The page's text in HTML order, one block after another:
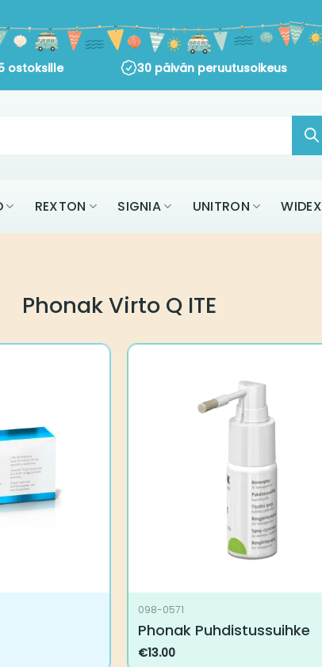
ostoksille 30 päivän peruutusoikeus
REXTON SIGNIA UNITRON WIDEX
Phonak Virto Q ITE
098-0571
Phonak Puhdistussuihke
€13.00